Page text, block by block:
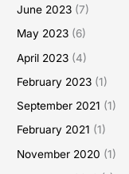
June 2023 (7)
May 2023 (6)
April 2023 (4)
February 2023 (1)
September 2021 (1)
February 2021 (1)
November 2020 (1)